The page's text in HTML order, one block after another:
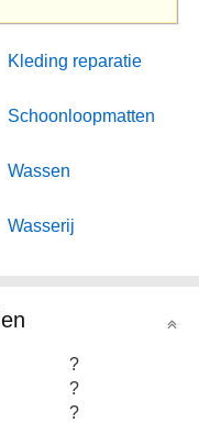
Kleding reparatie
Schoonloopmatten
Wassen
Wasserij
?
?
?